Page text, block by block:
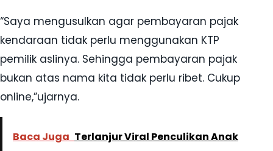
“Saya mengusulkan agar pembayaran pajak
kendaraan tidak perlu menggunakan KTP
pemilik aslinya. Sehingga pembayaran pajak
bukan atas nama kita tidak perlu ribet. Cukup
online,”ujarnya.
Baca Juga Terlanjur Viral Penculikan Anak